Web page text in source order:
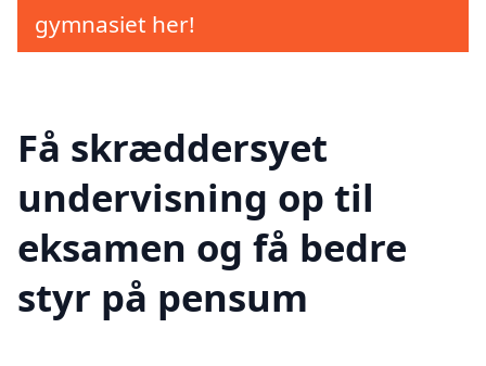
gymnasiet her!
Få skræddersyet
undervisning op til
eksamen og få bedre
styr på pensum